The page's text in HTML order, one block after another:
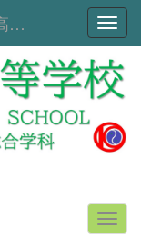
ようこそ群馬県立伊勢崎興陽高等学校へ！